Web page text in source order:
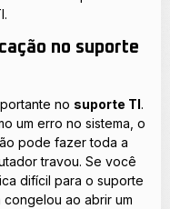
no suporte
no suporte TI.
um erro no sistema, o
pode fazer toda a
travou. Se você
difícil para o suporte
ao abrir um